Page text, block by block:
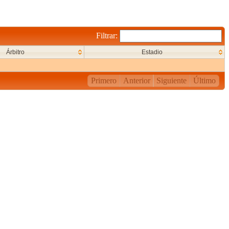
Filtrar:
Árbitro Estadio
Primero Anterior Siguiente Último